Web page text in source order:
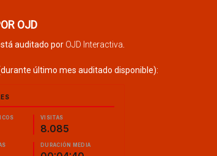
OJD
auditado por OJD Interactiva
último mes auditado disponible):